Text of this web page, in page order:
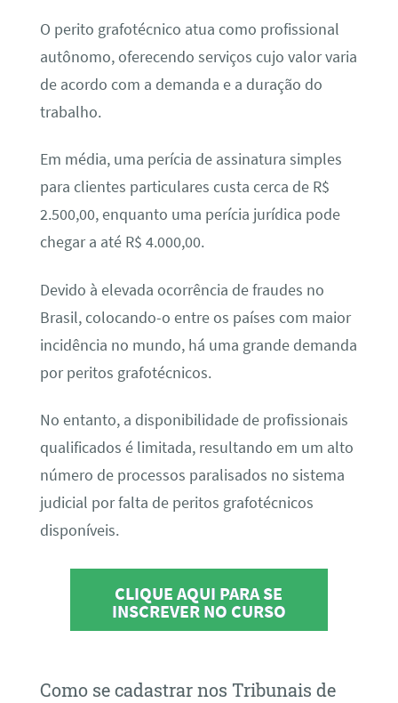
O perito grafotécnico atua como profissional
autônomo, oferecendo serviços cujo valor varia
de acordo com a demanda e a duração do
trabalho.
Em média, uma perícia de assinatura simples
para clientes particulares custa cerca de R$
2.500,00, enquanto uma perícia jurídica pode
chegar a até R$ 4.000,00.
Devido à elevada ocorrência de fraudes no
Brasil, colocando-o entre os países com maior
incidência no mundo, há uma grande demanda
por peritos grafotécnicos.
No entanto, a disponibilidade de profissionais
qualificados é limitada, resultando em um alto
número de processos paralisados no sistema
judicial por falta de peritos grafotécnicos
disponíveis.
CLIQUE AQUI PARA SE
INSCREVER NO CURSO
Como se cadastrar nos Tribunais de